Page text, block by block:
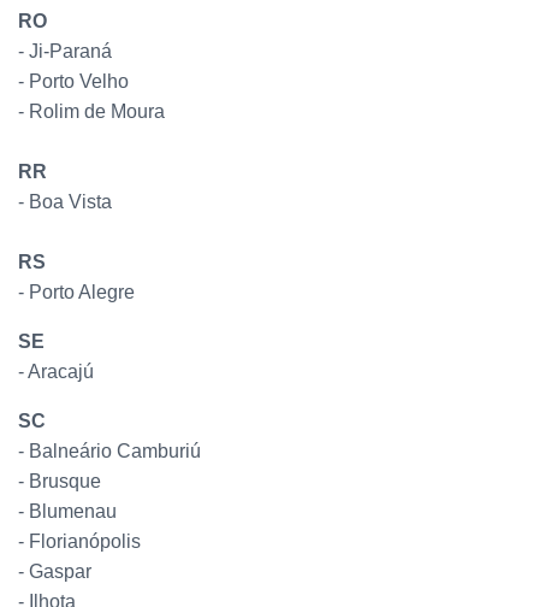
RO
- Ji-Paraná
- Porto Velho
- Rolim de Moura
RR
- Boa Vista
RS
- Porto Alegre
SE
- Aracajú
SC
- Balneário Camburiú
- Brusque
- Blumenau
- Florianópolis
- Gaspar
- Ilhota